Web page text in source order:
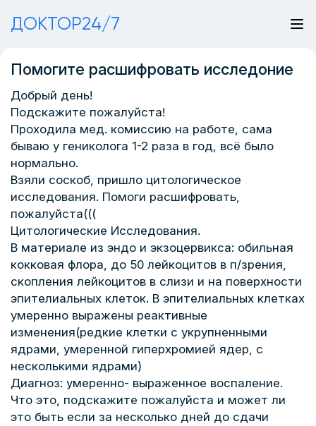
ДОКТОР24/7
Помогите расшифровать исследоние
Добрый день!
Подскажите пожалуйста!
Проходила мед. комиссию на работе, сама
бываю у гениколога 1-2 раза в год, всё было
нормально.
Взяли соскоб, пришло цитологическое
исследования. Помоги расшифровать,
пожалуйста(((
Цитологические Исследования.
В материале из эндо и экзоцервикса: обильная
кокковая флора, до 50 лейкоцитов в п/зрения,
скопления лейкоцитов в слизи и на поверхности
эпителиальных клеток. В эпителиальных клетках
умеренно выражены реактивные
изменения(редкие клетки с укрупненными
ядрами, умеренной гиперхромией ядер, с
несколькими ядрами)
Диагноз: умеренно- выраженное воспаление.
Что это, подскажите пожалуйста и может ли
это быть если за несколько дней до сдачи